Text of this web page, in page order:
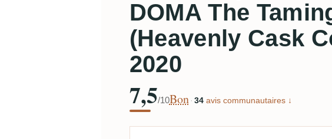
DOMA The
(Heavenly Cask
2020
7,5/10Bon · 34avis communautaires ↓